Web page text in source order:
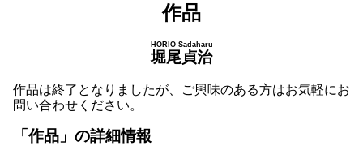
作品
堀尾貞治
HORIO Sadaharu
作品は終了となりましたが、ご興味のある方はお気軽にお
問い合わせください。
「作品」の詳細情報